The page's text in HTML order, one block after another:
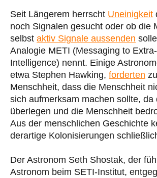
Seit Längerem herrscht Uneinigkeit
noch Signalen gesucht oder ob die
selbst aktiv Signale aussenden
Analogie METI (Messaging to
Intelligence) nennt. Einige
etwa Stephen Hawking, forderten
Menschheit, dass die Menschheit
sich aufmerksam machen sollte, da
überlegen und die Menschheit
Aus der menschlichen Geschichte
derartige Kolonisierungen
Der Astronom Seth Shostak, der
Astronom beim SETI-Institut,